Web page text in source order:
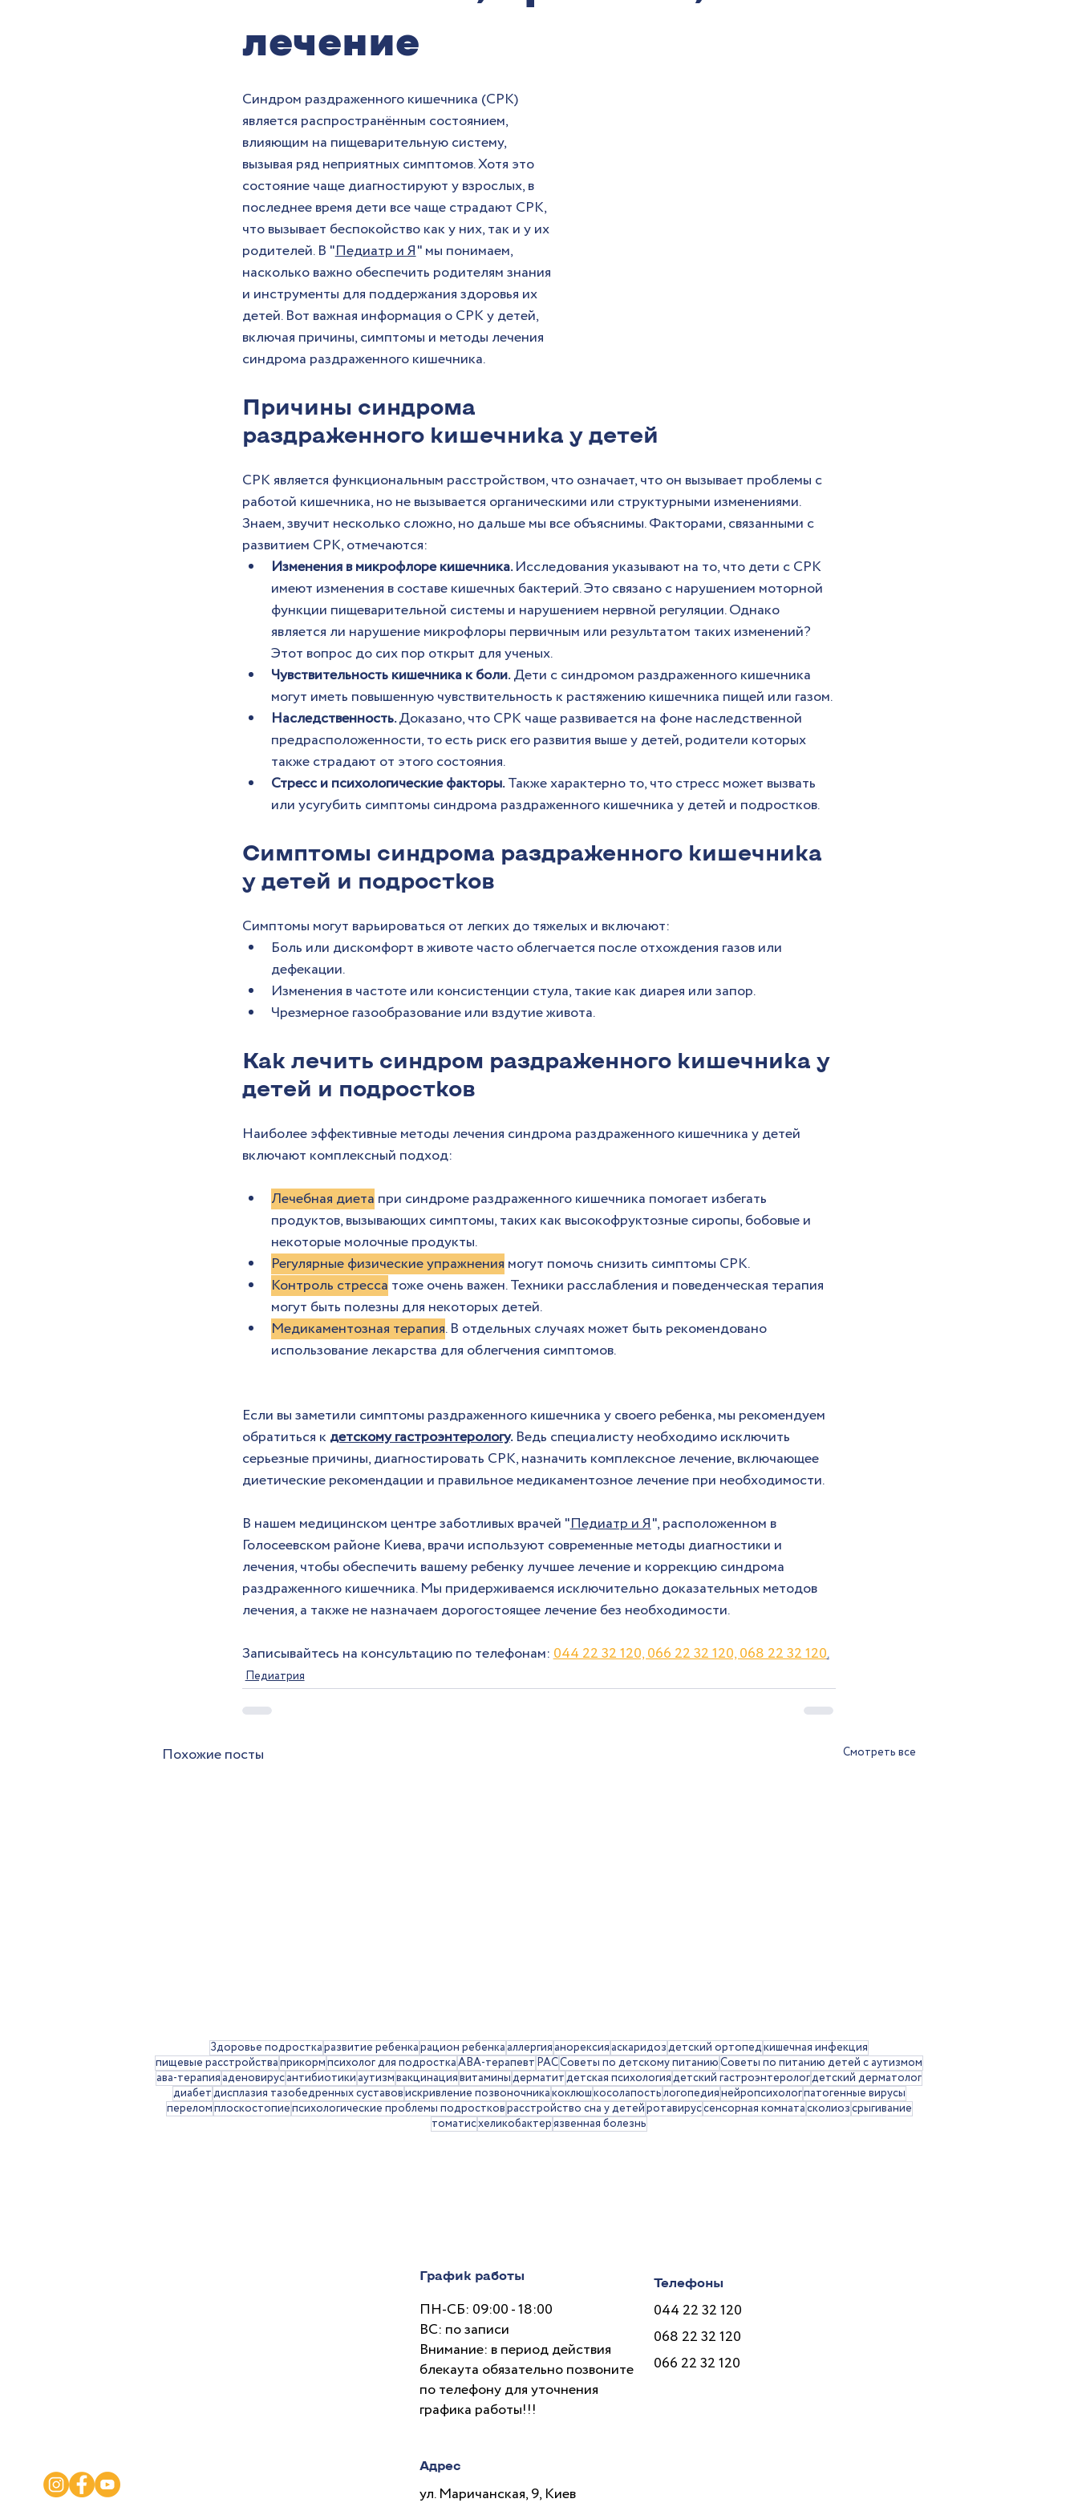
лечение
Синдром раздраженного кишечника (СРК)
является распространённым состоянием,
влияющим на пищеварительную систему,
вызывая ряд неприятных симптомов. Хотя это
состояние чаще диагностируют у взрослых, в
последнее время дети все чаще страдают СРК,
что вызывает беспокойство как у них, так и у их
родителей. В "Педиатр и Я" мы понимаем,
насколько важно обеспечить родителям знания
и инструменты для поддержания здоровья их
детей. Вот важная информация о СРК у детей,
включая причины, симптомы и методы лечения
синдрома раздраженного кишечника.
Причины синдрома
раздраженного кишечника у детей
СРК является функциональным расстройством, что означает, что он вызывает проблемы с
работой кишечника, но не вызывается органическими или структурными изменениями.
Знаем, звучит несколько сложно, но дальше мы все объяснимы. Факторами, связанными с
развитием СРК, отмечаются:
Изменения в микрофлоре кишечника. Исследования указывают на то, что дети с СРК
имеют изменения в составе кишечных бактерий. Это связано с нарушением моторной
функции пищеварительной системы и нарушением нервной регуляции. Однако
является ли нарушение микрофлоры первичным или результатом таких изменений?
Этот вопрос до сих пор открыт для ученых.
Чувствительность кишечника к боли. Дети с синдромом раздраженного кишечника
могут иметь повышенную чувствительность к растяжению кишечника пищей или газом.
Наследственность. Доказано, что СРК чаще развивается на фоне наследственной
предрасположенности, то есть риск его развития выше у детей, родители которых
также страдают от этого состояния.
Стресс и психологические факторы. Также характерно то, что стресс может вызвать
или усугубить симптомы синдрома раздраженного кишечника у детей и подростков.
Симптомы синдрома раздраженного кишечника
у детей и подростков
Симптомы могут варьироваться от легких до тяжелых и включают:
Боль или дискомфорт в животе часто облегчается после отхождения газов или
дефекации.
Изменения в частоте или консистенции стула, такие как диарея или запор.
Чрезмерное газообразование или вздутие живота.
Как лечить синдром раздраженного кишечника у
детей и подростков
Наиболее эффективные методы лечения синдрома раздраженного кишечника у детей
включают комплексный подход:
Лечебная диета при синдроме раздраженного кишечника помогает избегать
продуктов, вызывающих симптомы, таких как высокофруктозные сиропы, бобовые и
некоторые молочные продукты.
Регулярные физические упражнения могут помочь снизить симптомы СРК.
Контроль стресса тоже очень важен. Техники расслабления и поведенческая терапия
могут быть полезны для некоторых детей.
Медикаментозная терапия. В отдельных случаях может быть рекомендовано
использование лекарства для облегчения симптомов.
Если вы заметили симптомы раздраженного кишечника у своего ребенка, мы рекомендуем
обратиться к детскому гастроэнтерологу. Ведь специалисту необходимо исключить
серьезные причины, диагностировать СРК, назначить комплексное лечение, включающее
диетические рекомендации и правильное медикаментозное лечение при необходимости.
В нашем медицинском центре заботливых врачей "Педиатр и Я", расположенном в
Голосеевском районе Киева, врачи используют современные методы диагностики и
лечения, чтобы обеспечить вашему ребенку лучшее лечение и коррекцию синдрома
раздраженного кишечника. Мы придерживаемся исключительно доказательных методов
лечения, а также не назначаем дорогостоящее лечение без необходимости.
Записывайтесь на консультацию по телефонам: 044 22 32 120, 066 22 32 120, 068 22 32 120.
Педиатрия
Похожие посты Смотреть все
Здоровье подросткаразвитие ребенкарацион ребенкааллергияанорексияаскаридоздетский ортопедкишечная инфекция
пищевые расстройстваприкормпсихолог для подросткаАВА-терапевт РАССоветы по детскому питаниюСоветы по питанию детей с аутизмом
ава-терапияаденовирусантибиотикиаутизмвакцинациявитаминыдерматитдетская психологиядетский гастроэнтерологдетский дерматолог
диабетдисплазия тазобедренных суставовискривление позвоночникакоклюшкосолапостьлогопедиянейропсихологпатогенные вирусы
переломплоскостопиепсихологические проблемы подростковрасстройство сна у детейротавируссенсорная комнатасколиозсрыгивание
томатисхеликобактерязвенная болезнь
График работы
ПН-СБ: 09:00 - 18:00
ВС: по записи
Внимание: в период действия
блекаута обязательно позвоните
по телефону для уточнения
графика работы!!!
Адрес
ул. Маричанская, 9, Киев
Телефоны
044 22 32 120
068 22 32 120
066 22 32 120